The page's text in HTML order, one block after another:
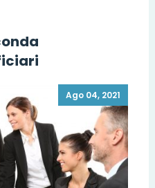
Ago 04, 2021